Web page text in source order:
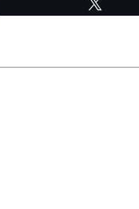
public_html/wp-